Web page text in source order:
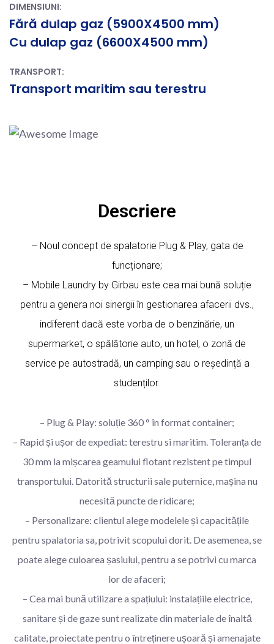
DIMENSIUNI:
Fără dulap gaz (5900X4500 mm)
Cu dulap gaz (6600X4500 mm)
TRANSPORT:
Transport maritim sau terestru
Descriere
– Noul concept de spalatorie Plug & Play, gata de
funcționare;
– Mobile Laundry by Girbau este cea mai bună soluție
pentru a genera noi sinergii în gestionarea afacerii dvs.,
indiferent dacă este vorba de o benzinărie, un
supermarket, o spălătorie auto, un hotel, o zonă de
service pe autostradă, un camping sau o reședință a
studenților.
– Plug & Play: soluție 360 ° în format container;
– Rapid și ușor de expediat: terestru si maritim. Toleranța de
30 mm la mișcarea geamului flotant rezistent pe timpul
transportului. Datorită structurii sale puternice, mașina nu
necesită puncte de ridicare;
– Personalizare: clientul alege modelele și capacitățile
pentru spalatoria sa, potrivit scopului dorit. De asemenea, se
poate alege culoarea șasiului, pentru a se potrivi cu marca
lor de afaceri;
– Cea mai bună utilizare a spațiului: instalațiile electrice,
sanitare și de gaze sunt realizate din materiale de înaltă
calitate, proiectate pentru o întreținere ușoară și amenajate